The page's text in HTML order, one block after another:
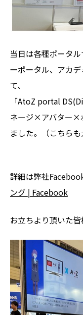
当日は各種ポータ
ーポータル、アカ
て、
「AtoZ portal
ネージ×アバター×
ました。（こちらも
詳細は弊社
ング | Facebook
お立ちより頂いた皆